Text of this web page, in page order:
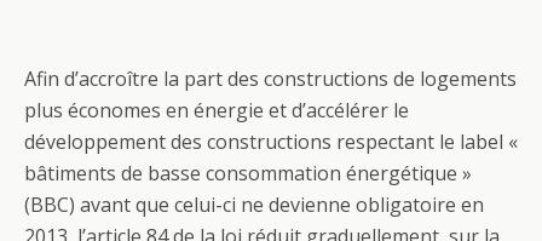
Afin d’accroître la part des constructions de logements
plus économes en énergie et d’accélérer le
développement des constructions respectant le label «
bâtiments de basse consommation énergétique »
(BBC) avant que celui-ci ne devienne obligatoire en